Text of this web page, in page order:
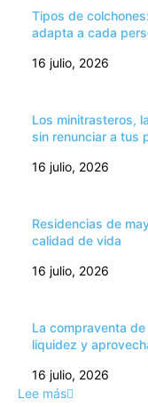
Tipos de
adapta a cada
16 julio, 2026
Los minitrasteros,
sin renunciar a tus
16 julio, 2026
Residencias de
calidad de vida
16 julio, 2026
La compraventa
liquidez y
16 julio, 2026
Lee más